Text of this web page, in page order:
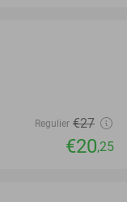
Regulier €27
€20,25